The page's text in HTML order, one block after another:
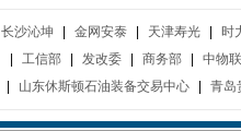
长沙沁坤 金网安泰 天津寿光
时
工信部 发改委 商务部
中物联
山东休斯顿石油装备交易中心 青岛